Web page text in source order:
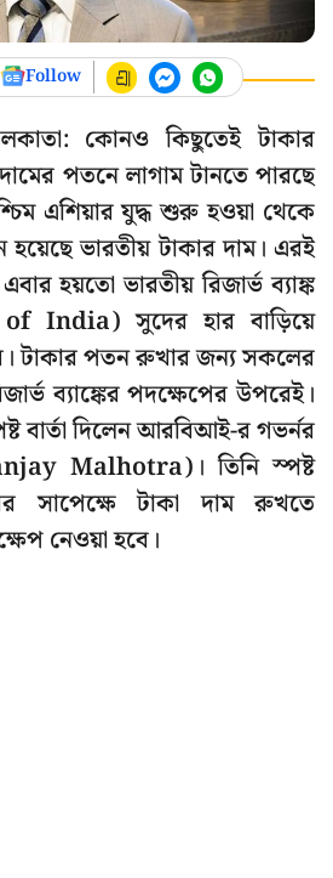
Follow
কোনও কিছুতেই টাকার
পতনে লাগাম টানতে পারছে
এশিয়ার যুদ্ধ শুরু হওয়া থেকে
ভারতীয় টাকার দাম। এরই
হয়তো ভারতীয় রিজার্ভ ব্যাঙ্ক
India) সুদের হার বাড়িয়ে
টাকার পতন রুখার জন্য সকলের
ব্যাঙ্কের পদক্ষেপের উপরেই।
বার্তা দিলেন আরবিআই-র গভর্নর
Malhotra)। তিনি স্পষ্ট
সাপেক্ষে টাকা দাম রুখতে
নেওয়া হবে।